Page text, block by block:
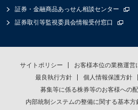
証券・金融商品あっせん相談センター
証券取引等監視委員会情報受付窓口
サイトポリシー お客様本位の業務運営
最良執行方針
個人情報保護方針
募集等に係る株券等のお客様への
内部統制システムの整備に関する基本方